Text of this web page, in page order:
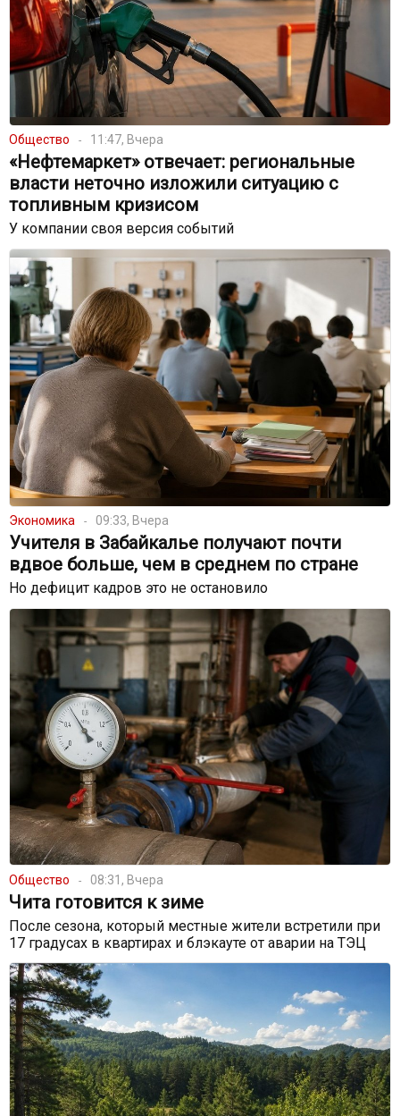
Общество 11:47, Вчера
«Нефтемаркет» отвечает: региональные
власти неточно изложили ситуацию с
топливным кризисом
У компании своя версия событий
Экономика 09:33, Вчера
Учителя в Забайкалье получают почти
вдвое больше, чем в среднем по стране
Но дефицит кадров это не остановило
Общество 08:31, Вчера
Чита готовится к зиме
После сезона, который местные жители встретили при
17 градусах в квартирах и блэкауте от аварии на ТЭЦ